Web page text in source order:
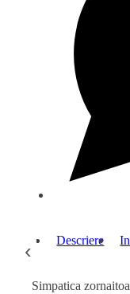
‹ Descriere
Simpatica